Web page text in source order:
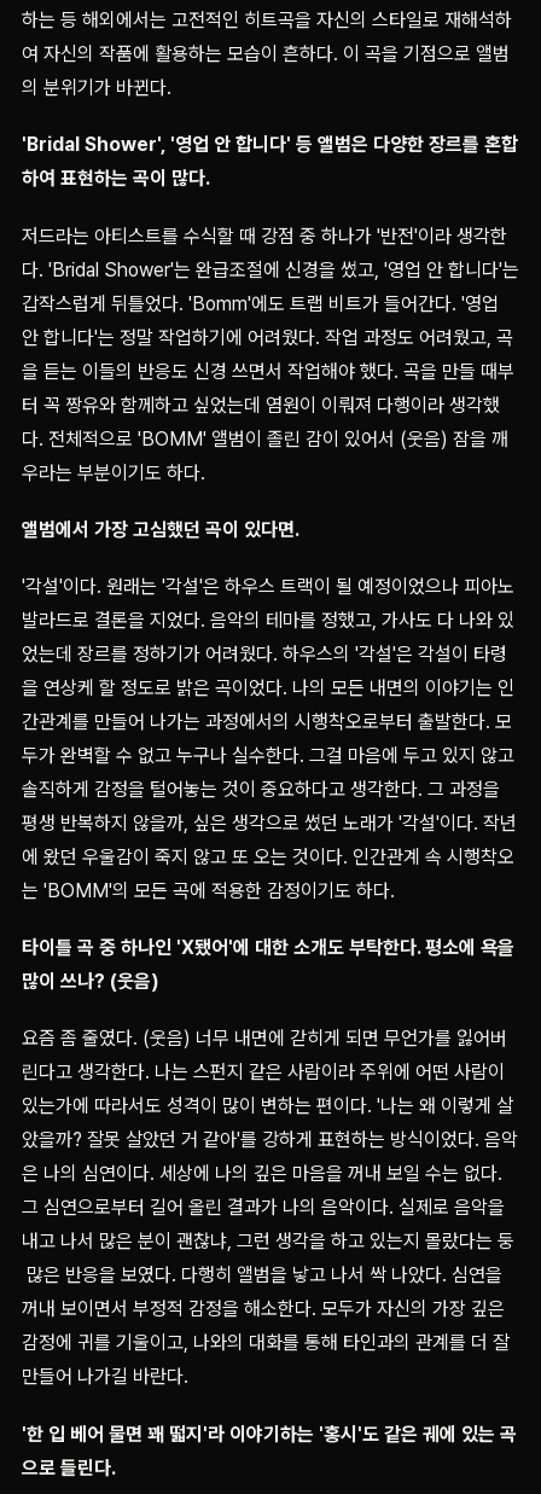
하는 등 해외에서는 고전적인 히트곡을 자신의 스타일로 재해석하
여 자신의 작품에 활용하는 모습이 흔하다. 이 곡을 기점으로 앨범
의 분위기가 바뀐다.
'Bridal Shower', '영업 안 합니다' 등 앨범은 다양한 장르를 혼합
하여 표현하는 곡이 많다.
저드라는 아티스트를 수식할 때 강점 중 하나가 '반전'이라 생각한
다. 'Bridal Shower'는 완급조절에 신경을 썼고, '영업 안 합니다'는
갑작스럽게 뒤틀었다. 'Bomm'에도 트랩 비트가 들어간다. '영업
안 합니다'는 정말 작업하기에 어려웠다. 작업 과정도 어려웠고, 곡
을 듣는 이들의 반응도 신경 쓰면서 작업해야 했다. 곡을 만들 때부
터 꼭 짱유와 함께하고 싶었는데 염원이 이뤄져 다행이라 생각했
다. 전체적으로 'BOMM' 앨범이 졸린 감이 있어서 (웃음) 잠을 깨
우라는 부분이기도 하다.
앨범에서 가장 고심했던 곡이 있다면.
'각설'이다. 원래는 '각설'은 하우스 트랙이 될 예정이었으나 피아노
발라드로 결론을 지었다. 음악의 테마를 정했고, 가사도 다 나와 있
었는데 장르를 정하기가 어려웠다. 하우스의 '각설'은 각설이 타령
을 연상케 할 정도로 밝은 곡이었다. 나의 모든 내면의 이야기는 인
간관계를 만들어 나가는 과정에서의 시행착오로부터 출발한다. 모
두가 완벽할 수 없고 누구나 실수한다. 그걸 마음에 두고 있지 않고
솔직하게 감정을 털어놓는 것이 중요하다고 생각한다. 그 과정을
평생 반복하지 않을까, 싶은 생각으로 썼던 노래가 '각설'이다. 작년
에 왔던 우울감이 죽지 않고 또 오는 것이다. 인간관계 속 시행착오
는 'BOMM'의 모든 곡에 적용한 감정이기도 하다.
타이틀 곡 중 하나인 'X됐어'에 대한 소개도 부탁한다. 평소에 욕을
많이 쓰나? (웃음)
요즘 좀 줄였다. (웃음) 너무 내면에 갇히게 되면 무언가를 잃어버
린다고 생각한다. 나는 스펀지 같은 사람이라 주위에 어떤 사람이
있는가에 따라서도 성격이 많이 변하는 편이다. '나는 왜 이렇게 살
았을까? 잘못 살았던 거 같아'를 강하게 표현하는 방식이었다. 음악
은 나의 심연이다. 세상에 나의 깊은 마음을 꺼내 보일 수는 없다.
그 심연으로부터 길어 올린 결과가 나의 음악이다. 실제로 음악을
내고 나서 많은 분이 괜찮냐, 그런 생각을 하고 있는지 몰랐다는 둥
많은 반응을 보였다. 다행히 앨범을 낳고 나서 싹 나았다. 심연을
꺼내 보이면서 부정적 감정을 해소한다. 모두가 자신의 가장 깊은
감정에 귀를 기울이고, 나와의 대화를 통해 타인과의 관계를 더 잘
만들어 나가길 바란다.
'한 입 베어 물면 꽤 떫지'라 이야기하는 '홍시'도 같은 궤에 있는 곡
으로 들린다.